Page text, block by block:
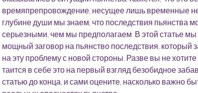
времяпрепровождение, несущее лишь временные
глубине души мы знаем, что последствия пьянства
серьезными, чем мы предполагаем. В этой статье
мощный заговор на пьянство последствия, который
на эту проблему с новой стороны. Разве вы не хотите
таится в себе это на первый взгляд безобидное
статью до конца, и сами оцените, насколько важно